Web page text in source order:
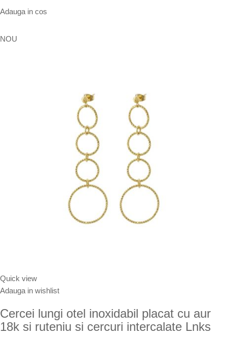
Adauga in cos
NOU
Quick view
Adauga in wishlist
Cercei lungi otel inoxidabil placat cu aur
18k si ruteniu si cercuri intercalate Lnks